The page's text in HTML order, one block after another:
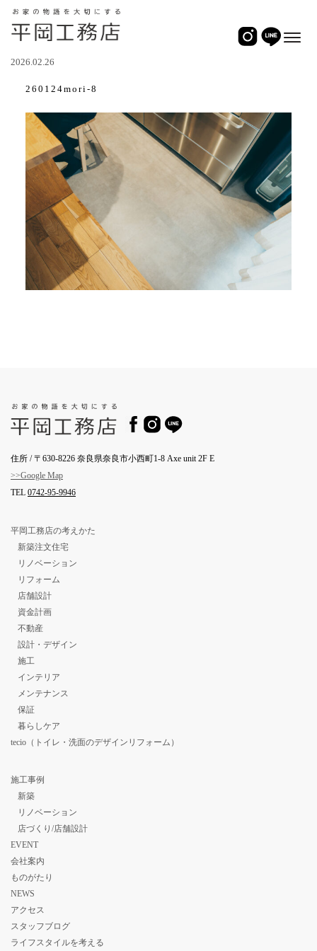
2026.02.26
260124mori-8
住所 / 〒630-8226 奈良県奈良市小西町1-8 Axe unit 2F E
>>Google Map
TEL 0742-95-9946
平岡工務店の考えかた
新築注文住宅
リノベーション
リフォーム
店舗設計
資金計画
不動産
設計・デザイン
施工
インテリア
メンテナンス
保証
暮らしケア
tecio（トイレ・洗面のデザインリフォーム）
施工事例
新築
リノベーション
店づくり/店舗設計
EVENT
会社案内
ものがたり
NEWS
アクセス
スタッフブログ
ライフスタイルを考える